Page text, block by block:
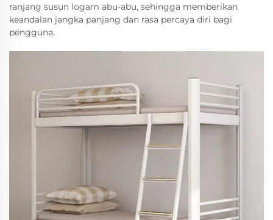
ranjang susun logam abu-abu, sehingga memberikan
keandalan jangka panjang dan rasa percaya diri bagi
pengguna.